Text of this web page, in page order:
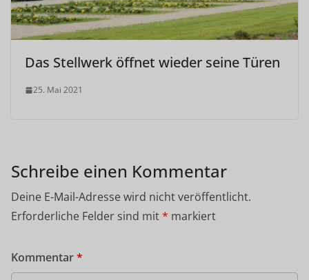
Das Stellwerk öffnet wieder seine Türen
25. Mai 2021
Schreibe einen Kommentar
Deine E-Mail-Adresse wird nicht veröffentlicht.
Erforderliche Felder sind mit* markiert
Kommentar*